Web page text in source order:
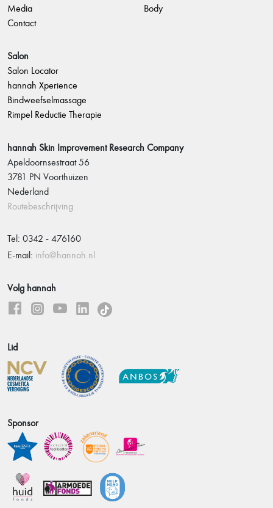
Media
Contact
Body
Salon
Salon Locator
hannah Xperience
Bindweefselmassage
Rimpel Reductie Therapie
hannah Skin Improvement Research Company
Apeldoornsestraat 56
3781 PN Voorthuizen
Nederland
Routebeschrijving
Tel: 0342 - 476160
E-mail: info@hannah.nl
Volg hannah
Lid
Sponsor